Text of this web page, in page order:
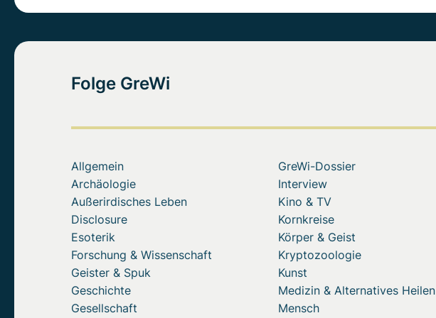
Folge GreWi
Allgemein
Archäologie
Außerirdisches Leben
Disclosure
Esoterik
Forschung & Wissenschaft
Geister & Spuk
Geschichte
Gesellschaft
GreWi-Dossier
Interview
Kino & TV
Kornkreise
Körper & Geist
Kryptozoologie
Kunst
Medizin & Alternatives Heilen
Mensch